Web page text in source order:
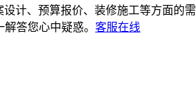
计、预算报价、装修施工等方面的需
答您心中疑惑。 客服在线